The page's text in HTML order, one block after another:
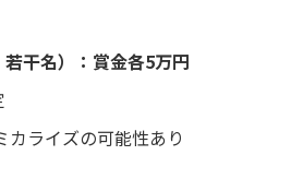
干名）：賞金各5万円
カライズの可能性あり